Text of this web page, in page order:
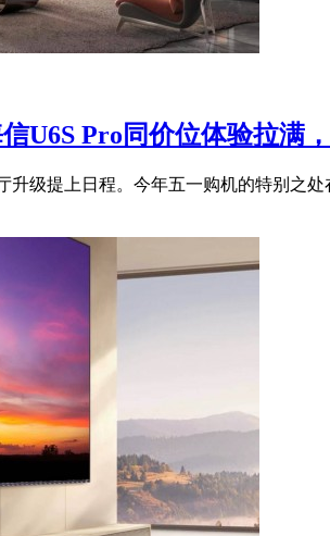
U6S Pro同价位体验拉满
升级提上日程。今年五一购机的特别之